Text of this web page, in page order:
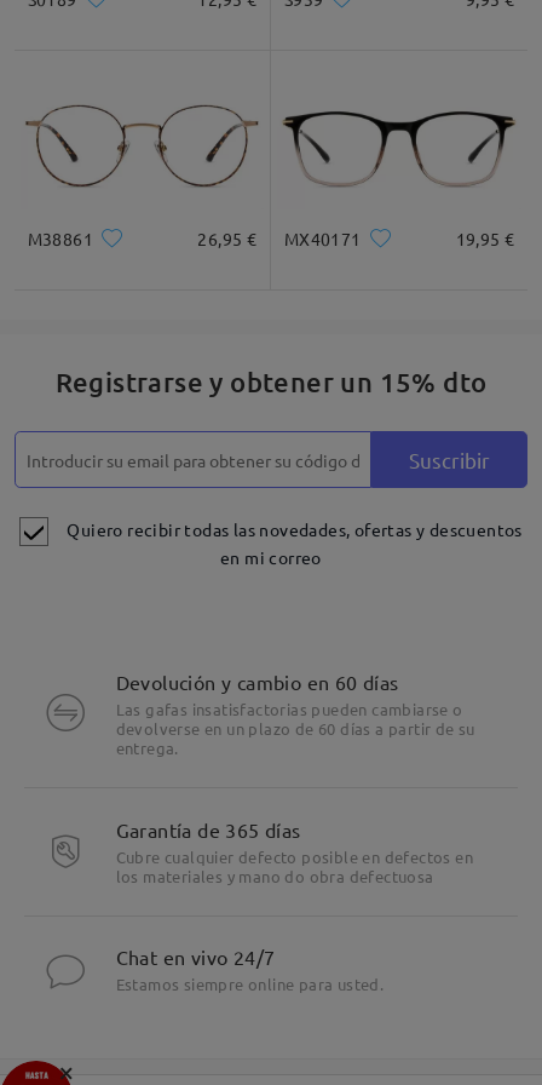
M38861 26,95 € MX40171 19,95 €
Registrarse y obtener un 15% dto
Suscribir
Quiero recibir todas las novedades, ofertas y descuentos
en mi correo
Devolución y cambio en 60 días
Las gafas insatisfactorias pueden cambiarse o
devolverse en un plazo de 60 días a partir de su
entrega.
Garantía de 365 días
Cubre cualquier defecto posible en defectos en
los materiales y mano do obra defectuosa
Chat en vivo 24/7
Estamos siempre online para usted.
×